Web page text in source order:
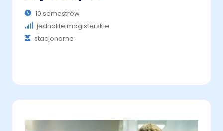
10 semestrów
jednolite magisterskie
stacjonarne